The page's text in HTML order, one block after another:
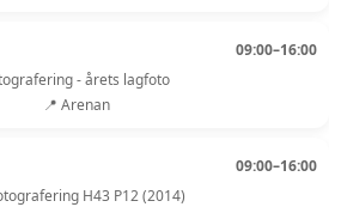
09:00–16:00
- årets lagfoto
📍 Arenan
09:00–16:00
H43 P12 (2014)